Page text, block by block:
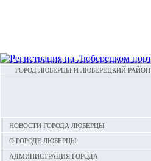
ГОРОД ЛЮБЕРЦЫ И ЛЮБЕРЕЦКИЙ РАЙОН
Новости города Люберцы
О городе Люберцы
Администрация города